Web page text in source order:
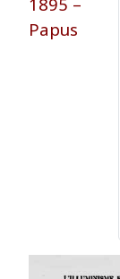
Papus